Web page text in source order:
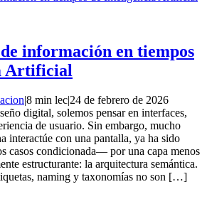
información en tiempos
Artificial
8 min lec24 de febrero de 2026
digital, solemos pensar en interfaces,
de usuario. Sin embargo, mucho
interactúe con una pantalla, ya ha sido
casos condicionada— por una capa menos
estructurante: la arquitectura semántica.
naming y taxonomías no son […]